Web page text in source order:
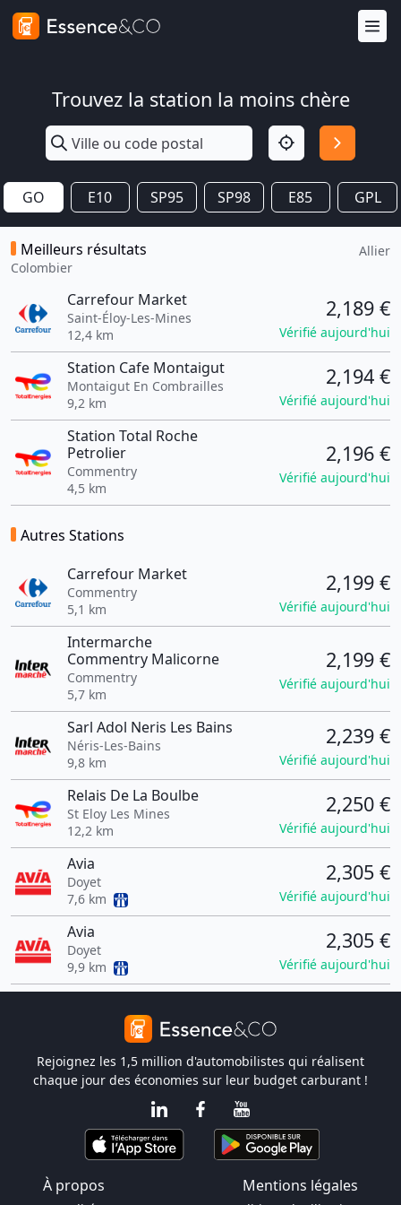
Trouvez la station la moins chère
GO E10 SP95 SP98 E85 GPL
Meilleurs résultats
Colombier
Allier
Carrefour Market
Saint-Éloy-Les-Mines
12,4 km
2,189 €
Vérifié aujourd'hui
Station Cafe Montaigut
Montaigut En Combrailles
9,2 km
2,194 €
Vérifié aujourd'hui
Station Total Roche
Petrolier
Commentry
4,5 km
2,196 €
Vérifié aujourd'hui
Autres Stations
Carrefour Market
Commentry
5,1 km
2,199 €
Vérifié aujourd'hui
Intermarche
Commentry Malicorne
Commentry
5,7 km
2,199 €
Vérifié aujourd'hui
Sarl Adol Neris Les Bains
Néris-Les-Bains
9,8 km
2,239 €
Vérifié aujourd'hui
Relais De La Boulbe
St Eloy Les Mines
12,2 km
2,250 €
Vérifié aujourd'hui
Avia
Doyet
7,6 km
2,305 €
Vérifié aujourd'hui
Avia
Doyet
9,9 km
2,305 €
Vérifié aujourd'hui
Rejoignez les 1,5 million d'automobilistes qui réalisent
chaque jour des économies sur leur budget carburant !
À propos Mentions légales